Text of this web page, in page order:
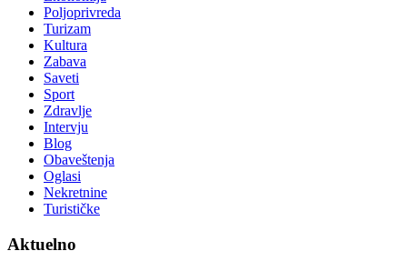
Poljoprivreda
Turizam
Kultura
Zabava
Saveti
Sport
Zdravlje
Intervju
Blog
Obaveštenja
Oglasi
Nekretnine
Turističke
Aktuelno